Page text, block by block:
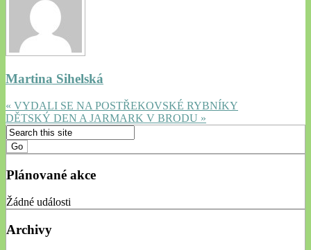
Martina Sihelská
« VYDALI SE NA POSTŘEKOVSKÉ RYBNÍKY
DĚTSKÝ DEN A JARMARK V BRODU »
Plánované akce
Žádné události
Archivy